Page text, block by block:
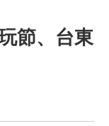
節、台東